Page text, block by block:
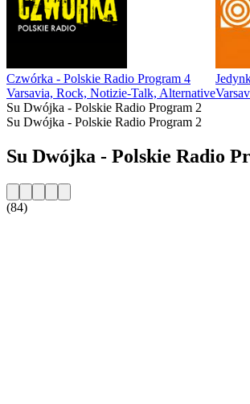
Czwórka - Polskie Radio Program 4
Varsavia, Rock, Notizie-Talk, Alternative
Su Dwójka - Polskie Radio Program 2
Su Dwójka - Polskie Radio Program 2
Su Dwójka - Polskie Radio
(84)